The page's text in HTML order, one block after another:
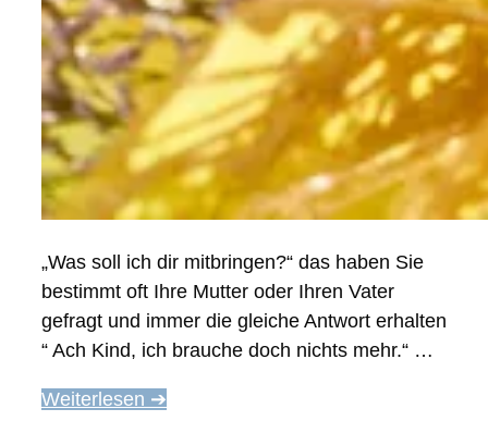
„Was soll ich dir mitbringen?“ das haben Sie
bestimmt oft Ihre Mutter oder Ihren Vater
gefragt und immer die gleiche Antwort erhalten
“ Ach Kind, ich brauche doch nichts mehr.“ …
Weiterlesen ➔